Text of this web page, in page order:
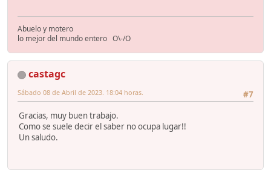
Abuelo y motero
lo mejor del mundo entero O\-/O
castagc
#7
Sábado 08 de Abril de 2023. 18:04 horas.
Gracias, muy buen trabajo.
Como se suele decir el saber no ocupa lugar!!
Un saludo.